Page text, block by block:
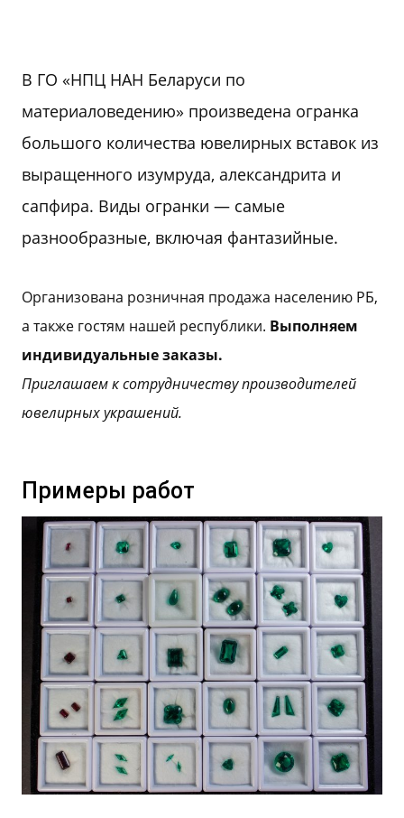
В ГО «НПЦ НАН Беларуси по
материаловедению» произведена огранка
большого количества ювелирных вставок из
выращенного изумруда, александрита и
сапфира. Виды огранки — самые
разнообразные, включая фантазийные.
Организована розничная продажа населению РБ,
а также гостям нашей республики. Выполняем
индивидуальные заказы.
Приглашаем к сотрудничеству производителей
ювелирных украшений.
Примеры работ